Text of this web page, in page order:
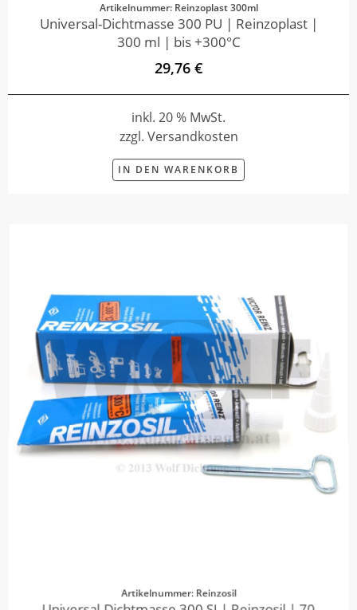
Artikelnummer: Reinzoplast 300ml
Universal-Dichtmasse 300 PU | Reinzoplast |
300 ml | bis +300°C
29,76 €
inkl. 20 % MwSt.
zzgl. Versandkosten
IN DEN WARENKORB
Artikelnummer: Reinzosil
Universal-Dichtmasse 300 SI | Reinzosil | 70